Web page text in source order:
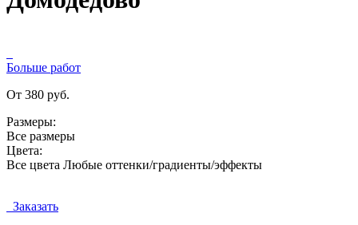
Больше работ
От 380 руб.
Размеры:
Все размеры
Цвета:
Все цвета Любые оттенки/градиенты/эффекты
Заказать